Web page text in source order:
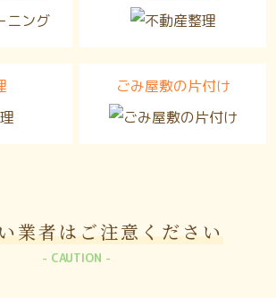
ごみ屋敷の片付け
業者は ご注意ください
CAUTION